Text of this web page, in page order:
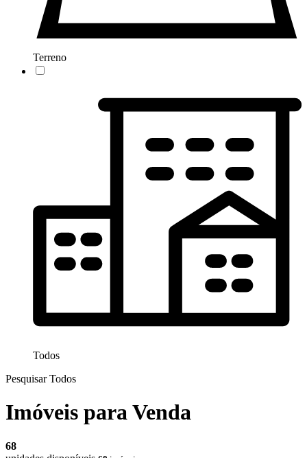
Terreno
Todos
Pesquisar Todos
Imóveis para Venda
68